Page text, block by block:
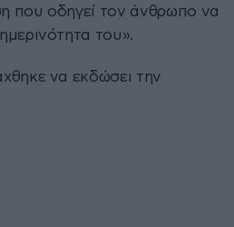
που οδηγεί τον άνθρωπο να
του».
να εκδώσει την